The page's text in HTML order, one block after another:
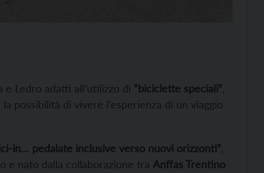
e Ledro adatti all’utilizzo di “biciclette speciali”,
possibilità di vivere l’esperienza di un viaggio
in… pedalate inclusive verso nuovi orizzonti”,
e nato dalla collaborazione tra Anffas Trentino